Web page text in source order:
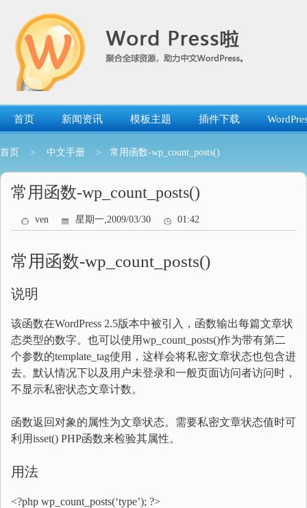
首页 新闻资讯 模板主题 插件下载
首页 > 中文手册 > 常用函数-wp_count_posts()
常用函数-wp_count_posts()
ven 星期一,2009/03/30 01:42
常用函数-wp_count_posts()
说明
该函数在WordPress 2.5版本中被引入，函数输出每篇文章状
态类型的数字。也可以使用wp_count_posts()作为带有第二
个参数的template_tag使用，这样会将私密文章状态也包含进
去。默认情况下以及用户未登录和一般页面访问者访问时，
不显示私密状态文章计数。
函数返回对象的属性为文章状态。需要私密文章状态值时可
利用isset() PHP函数来检验其属性。
用法
<?php wp_count_posts(‘type’); ?>